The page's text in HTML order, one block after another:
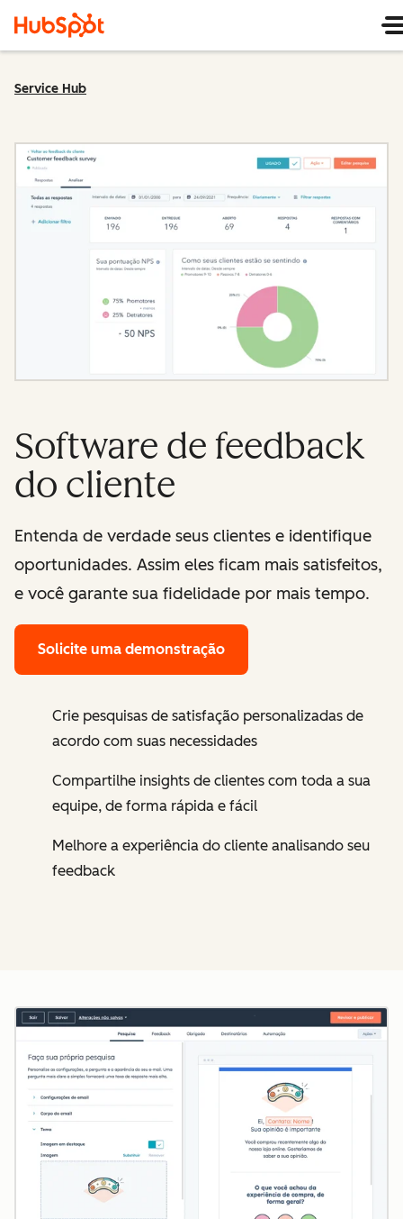
Service Hub
Software de feedback
do cliente
Entenda de verdade seus clientes e identifique
oportunidades. Assim eles ficam mais satisfeitos,
e você garante sua fidelidade por mais tempo.
Solicite uma demonstração
Crie pesquisas de satisfação personalizadas de
acordo com suas necessidades
Compartilhe insights de clientes com toda a sua
equipe, de forma rápida e fácil
Melhore a experiência do cliente analisando seu
feedback